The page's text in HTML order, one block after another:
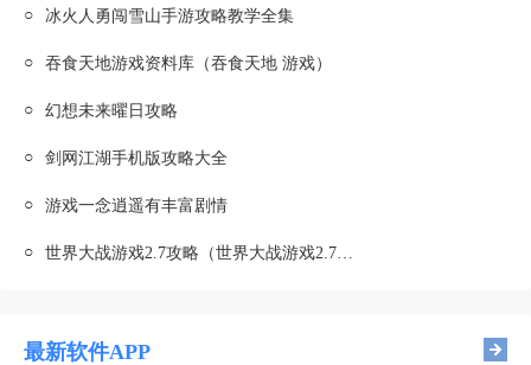
○ 冰火人勇闯雪山手游攻略教学全集
○ 吞食天地游戏资料库（吞食天地 游戏）
○ 幻想未来曜日攻略
○ 剑网江湖手机版攻略大全
○ 游戏一念逍遥有丰富剧情
○ 世界大战游戏2.7攻略（世界大战游戏2.7攻略大全）
最新软件APP